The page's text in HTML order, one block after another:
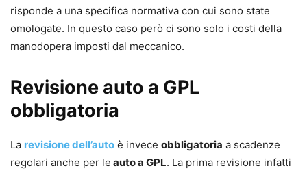
risponde a una specifica normativa con cui sono state
omologate. In questo caso però ci sono solo i costi della
manodopera imposti dal meccanico.
Revisione auto a GPL
obbligatoria
La revisione dell’auto è invece obbligatoria a scadenze
regolari anche per le auto a GPL. La prima revisione infatti